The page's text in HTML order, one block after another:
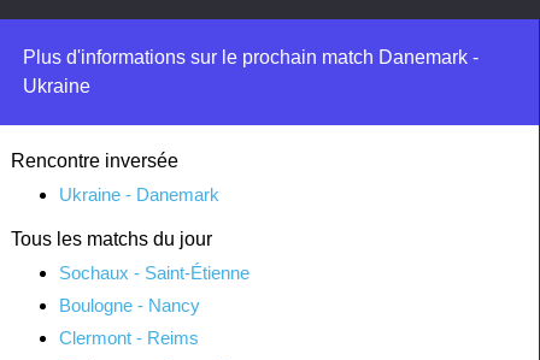
Plus d'informations sur le prochain match Danemark -
Ukraine
Rencontre inversée
Ukraine - Danemark
Tous les matchs du jour
Sochaux - Saint-Étienne
Boulogne - Nancy
Clermont - Reims